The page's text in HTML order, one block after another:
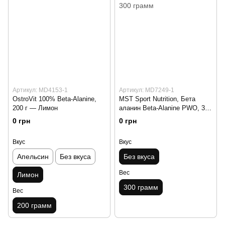
Артикул: MD4153-1
OstroVit 100% Beta-Alanine,
200 г — Лимон
0 грн
Вкус
Апельсин Без вкуса
Лимон
Вес
200 грамм
Артикул: MD7249-1
MST Sport Nutrition, Бета
аланин Beta-Alanine PWO, 300
грамм
0 грн
Вкус
Без вкуса
Вес
300 грамм